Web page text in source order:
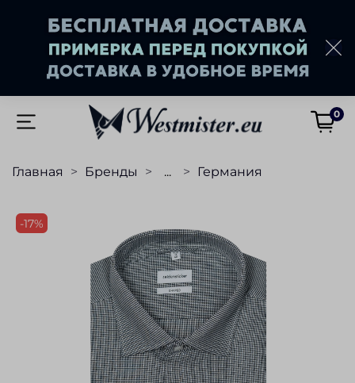
0
Главная Бренды ... Германия
-17%